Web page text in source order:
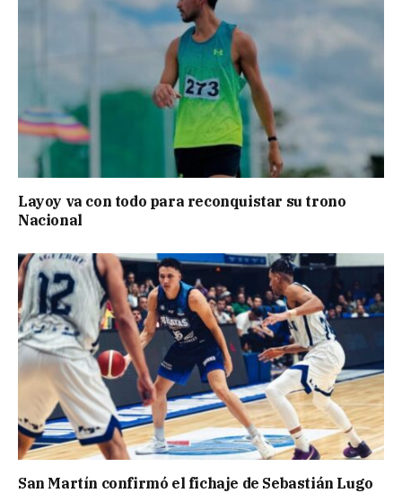
Layoy va con todo para reconquistar su trono
Nacional
San Martín confirmó el fichaje de Sebastián Lugo